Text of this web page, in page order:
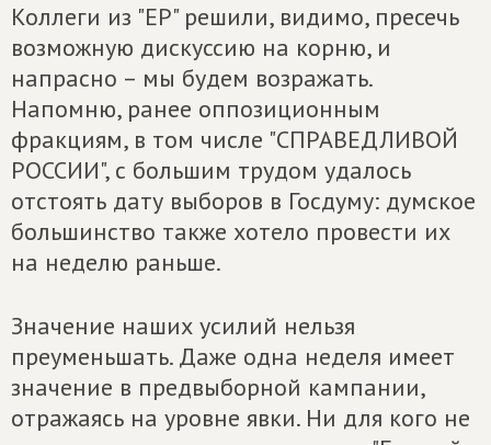
Коллеги из "ЕР" решили, видимо, пресечь
возможную дискуссию на корню, и
напрасно – мы будем возражать.
Напомню, ранее оппозиционным
фракциям, в том числе "СПРАВЕДЛИВОЙ
РОССИИ", с большим трудом удалось
отстоять дату выборов в Госдуму: думское
большинство также хотело провести их
на неделю раньше.
Значение наших усилий нельзя
преуменьшать. Даже одна неделя имеет
значение в предвыборной кампании,
отражаясь на уровне явки. Ни для кого не